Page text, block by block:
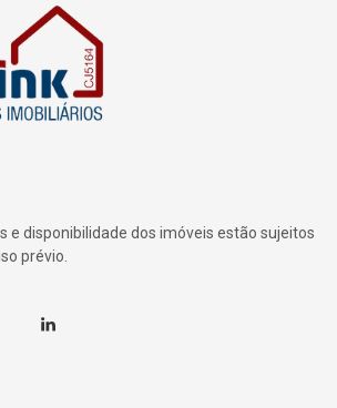
e disponibilidade dos imóveis estão sujeitos
prévio.
Linkedin